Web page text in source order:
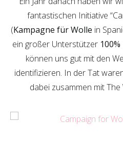
fantastischen Initiative
(Kampagne für Wolle in
ein großer Unterstützer
können uns gut mit den
identifizieren. In der Tat
dabei zusammen mit The